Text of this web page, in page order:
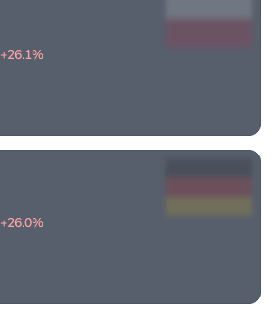
+26.1%
+26.0%